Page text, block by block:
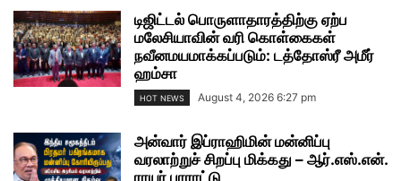
டிஜிட்டல் பொருளாதாரத்திற்கு ஏற்ப
மலேசியாவின் வரி கொள்கைகள்
நவீனமயமாக்கப்படும்: டத்தோஸ்ரீ அமீர்
ஹம்சா
HOT NEWS August 4, 2026 6:27 pm
அன்வார் இப்ராஹிமின் மன்னிப்பு
வரலாற்றுச் சிறப்பு மிக்கது – ஆர்.எஸ்.என்.
ராயர் பாராட்டு